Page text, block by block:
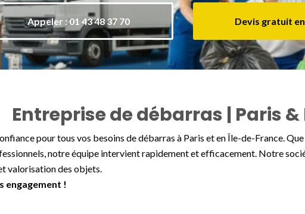
Appeler : 01 43 48 37 70 Devis gratuit
Entreprise de débarras | Paris &
pour tous vos besoins de débarras à Paris et en Île-de-France.
notre équipe intervient rapidement et efficacement. Notre
valorisation des objets.
engagement !